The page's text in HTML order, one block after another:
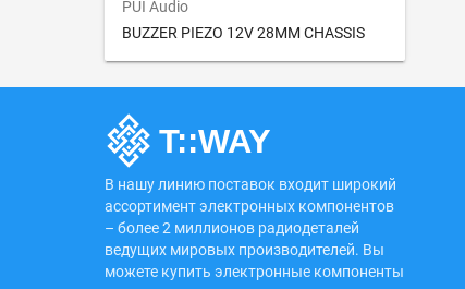
PUI Audio
BUZZER PIEZO 12V 28MM CHASSIS
В нашу линию поставок входит широкий
ассортимент электронных компонентов
– более 2 миллионов радиодеталей
ведущих мировых производителей. Вы
можете купить электронные компоненты